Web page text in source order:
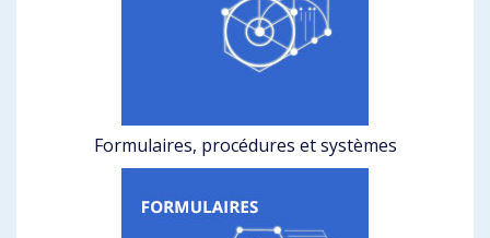
Formulaires, procédures et systèmes